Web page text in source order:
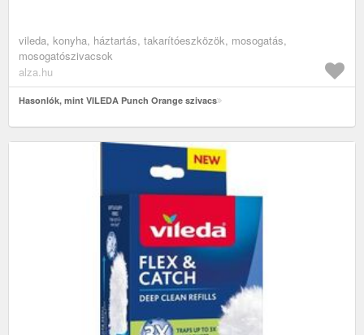
vileda, konyha, háztartás, takarítóeszközök, mosogatás,
mosogatószivacsok
alza.hu
Hasonlók, mint VILEDA Punch Orange szivacs